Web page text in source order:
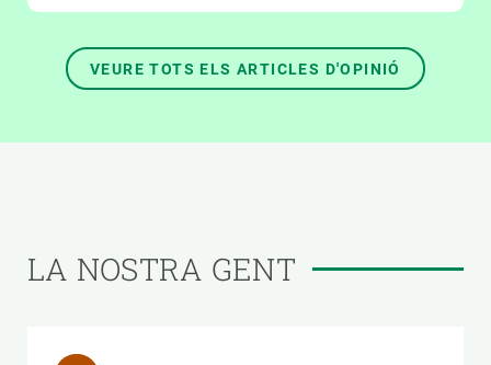
VEURE TOTS ELS ARTICLES D'OPINIÓ
LA NOSTRA GENT